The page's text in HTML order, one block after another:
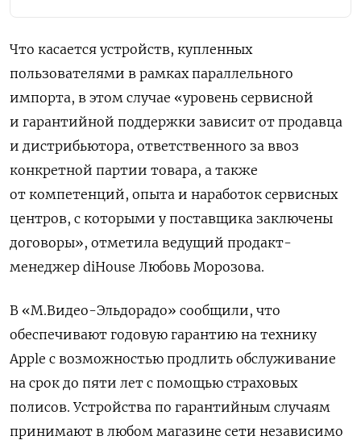
Что касается устройств, купленных
пользователями в рамках параллельного
импорта, в этом случае «уровень сервисной
и гарантийной поддержки зависит от продавца
и дистрибьютора, ответственного за ввоз
конкретной партии товара, а также
от компетенций, опыта и наработок сервисных
центров, с которыми у поставщика заключены
договоры», отметила ведущий продакт-
менеджер diHouse Любовь Морозова.
В «М.Видео-Эльдорадо» сообщили, что
обеспечивают годовую гарантию на технику
Apple с возможностью продлить обслуживание
на срок до пяти лет с помощью страховых
полисов. Устройства по гарантийным случаям
принимают в любом магазине сети независимо